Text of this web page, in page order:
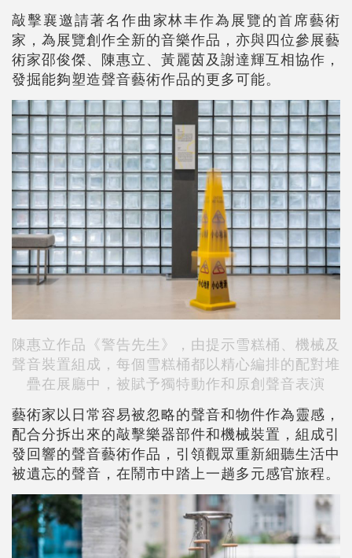
敲擊襄邀請著名作曲家林丰作為展覽的首席藝術
家，為展覽創作全新的音樂作品，亦與四位參展藝
術家邵俊傑、陳惠立、黃麗茵及謝達輝互相協作，
發掘能夠塑造聲音藝術作品的更多可能。
陳惠立作品《警告先生》，由提示雪糕桶、機械及
聲音裝置組成，每個雪糕桶都以精心編排的配對堆
疊在展廳中，被賦予獨特動作和原創聲音表演
藝術家以日常容易被忽略的聲音和物件作為靈感，
配合分拆出來的敲擊樂器部件和機械裝置，組成引
發回響的聲音藝術作品，引領觀眾重新細聽生活中
被遺忘的聲音，在鬧市中踏上一趟多元感官旅程。